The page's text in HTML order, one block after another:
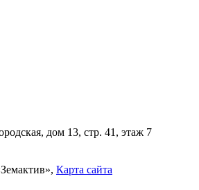
дом 13, стр. 41, этаж 7
Карта сайта